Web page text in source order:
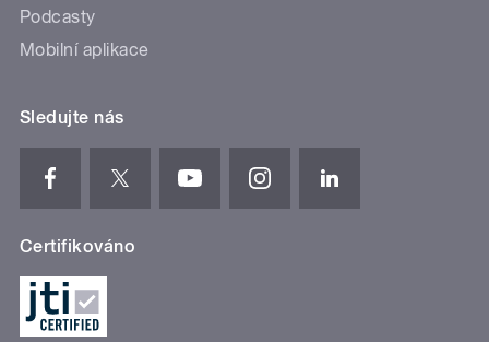
Podcasty
Mobilní aplikace
Sledujte nás
Certifikováno